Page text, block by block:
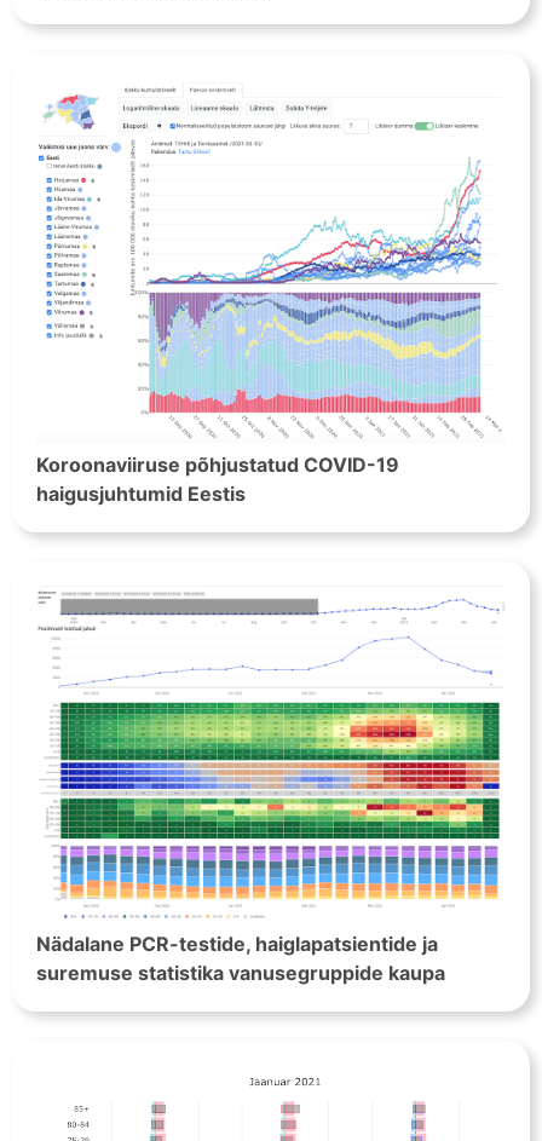
Koroonaviiruse põhjustatud COVID-19
haigusjuhtumid Eestis
Nädalane PCR-testide, haiglapatsientide ja
suremuse statistika vanusegruppide kaupa